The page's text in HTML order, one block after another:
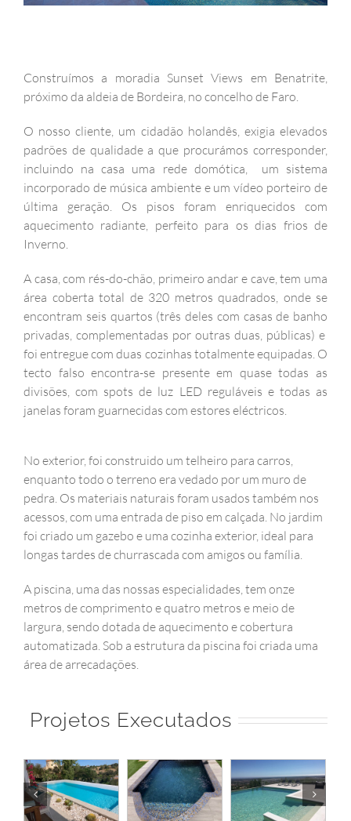
Construímos a moradia Sunset Views em Benatrite,
próximo da aldeia de Bordeira, no concelho de Faro.
O nosso cliente, um cidadão holandês, exigia elevados
padrões de qualidade a que procurámos corresponder,
incluindo na casa uma rede domótica, um sistema
incorporado de música ambiente e um vídeo porteiro de
última geração. Os pisos foram enriquecidos com
aquecimento radiante, perfeito para os dias frios de
Inverno.
A casa, com rés-do-chão, primeiro andar e cave, tem uma
área coberta total de 320 metros quadrados, onde se
encontram seis quartos (três deles com casas de banho
privadas, complementadas por outras duas, públicas) e
foi entregue com duas cozinhas totalmente equipadas. O
tecto falso encontra-se presente em quase todas as
divisões, com spots de luz LED reguláveis e todas as
janelas foram guarnecidas com estores eléctricos.
No exterior, foi construido um telheiro para carros,
enquanto todo o terreno era vedado por um muro de
pedra. Os materiais naturais foram usados também nos
acessos, com uma entrada de piso em calçada. No jardim
foi criado um gazebo e uma cozinha exterior, ideal para
longas tardes de churrascada com amigos ou família.
A piscina, uma das nossas especialidades, tem onze
metros de comprimento e quatro metros e meio de
largura, sendo dotada de aquecimento e cobertura
automatizada. Sob a estrutura da piscina foi criada uma
área de arrecadações.
Projetos Executados
Piscina 20 |
Norberto
Piscina 19 |
Norberto
Piscina 18 |
Norberto